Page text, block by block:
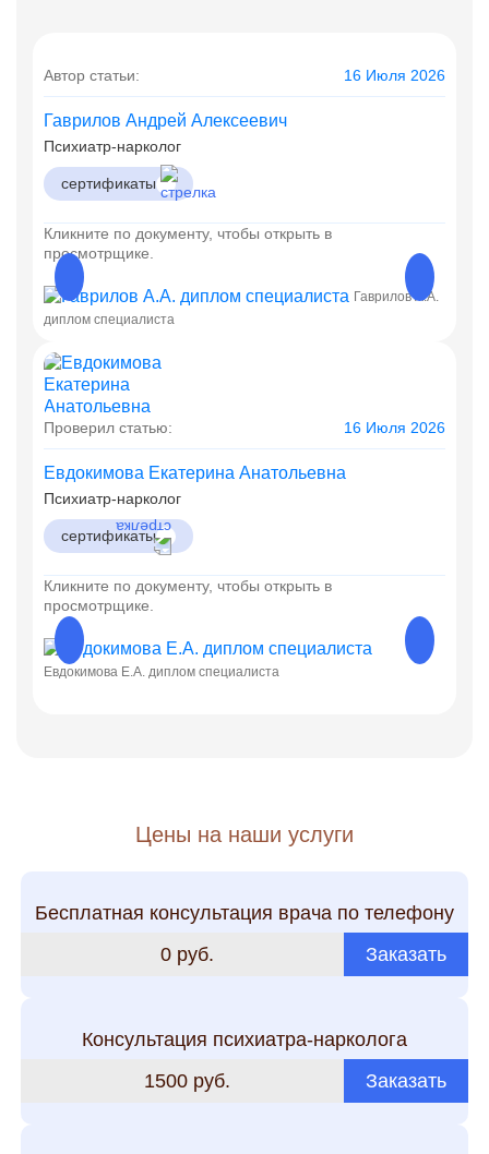
Автор статьи: 16 Июля 2026
Гаврилов Андрей Алексеевич
Психиатр-нарколог
сертификаты
Кликните по документу, чтобы открыть в
просмотрщике.
Гаврилов А.А.
диплом специалиста
Проверил статью: 16 Июля 2026
Евдокимова Екатерина Анатольевна
Психиатр-нарколог
сертификаты
Кликните по документу, чтобы открыть в
просмотрщике.
Евдокимова Е.А. диплом специалиста
Цены на наши услуги
Бесплатная консультация врача по телефону
0 руб.
Заказать
Консультация психиатра-нарколога
1500 руб.
Заказать